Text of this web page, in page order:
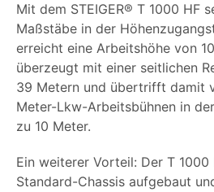
Mit dem STEIGER® T 1000 HF
Maßstäbe in der
erreicht eine Arbeitshöhe von
überzeugt mit einer seitlichen
39 Metern und übertrifft damit
Meter-Lkw-Arbeitsbühnen in
zu 10 Meter.
Ein weiterer Vorteil: Der T 1000
Standard-Chassis aufgebaut